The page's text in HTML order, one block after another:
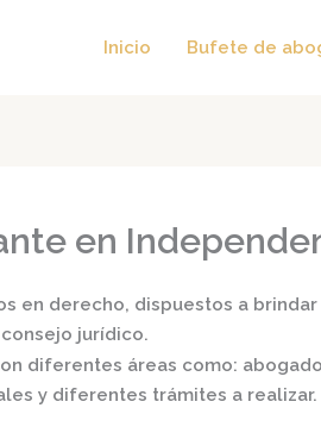
Inicio Bufete de
en
en derecho, dispuestos a
jurídico.
diferentes áreas como:
y diferentes trámites a